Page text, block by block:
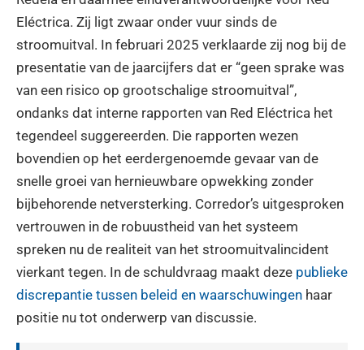
Eléctrica. Zij ligt zwaar onder vuur sinds de
stroomuitval. In februari 2025 verklaarde zij nog bij de
presentatie van de jaarcijfers dat er “geen sprake was
van een risico op grootschalige stroomuitval”,
ondanks dat interne rapporten van Red Eléctrica het
tegendeel suggereerden. Die rapporten wezen
bovendien op het eerdergenoemde gevaar van de
snelle groei van hernieuwbare opwekking zonder
bijbehorende netversterking. Corredor’s uitgesproken
vertrouwen in de robuustheid van het systeem
spreken nu de realiteit van het stroomuitvalincident
vierkant tegen. In de schuldvraag maakt deze publieke
discrepantie tussen beleid en waarschuwingen haar
positie nu tot onderwerp van discussie.